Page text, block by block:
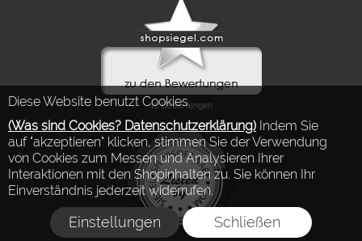
Diese Website benutzt Cookies.
(Was sind Cookies? Datenschutzerklärung) Indem Sie
auf "akzeptieren" klicken, stimmen Sie der Verwendung
von Cookies zum Messen und Analysieren Ihrer
Interaktionen mit den Shopinhalten zu. Sie können Ihr
Einverständnis jederzeit widerrufen.
Einstellungen Schließen